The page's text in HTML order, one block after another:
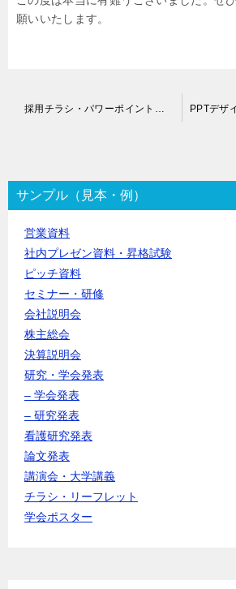
願いいたします。
ゲ
ー
シ
サンプル（見本・例）
営業資料
社内プレゼン資料・昇格試験
ピッチ資料
セミナー・研修
会社説明会
株主総会
決算説明会
研究・学会発表
– 学会発表
– 研究発表
看護研究発表
論文発表
講演会・大学講義
チラシ・リーフレット
学会ポスター